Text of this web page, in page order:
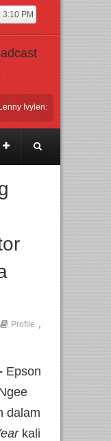
PM
26 Tahun Jaga
Profile ,
Epson
dalam
kali